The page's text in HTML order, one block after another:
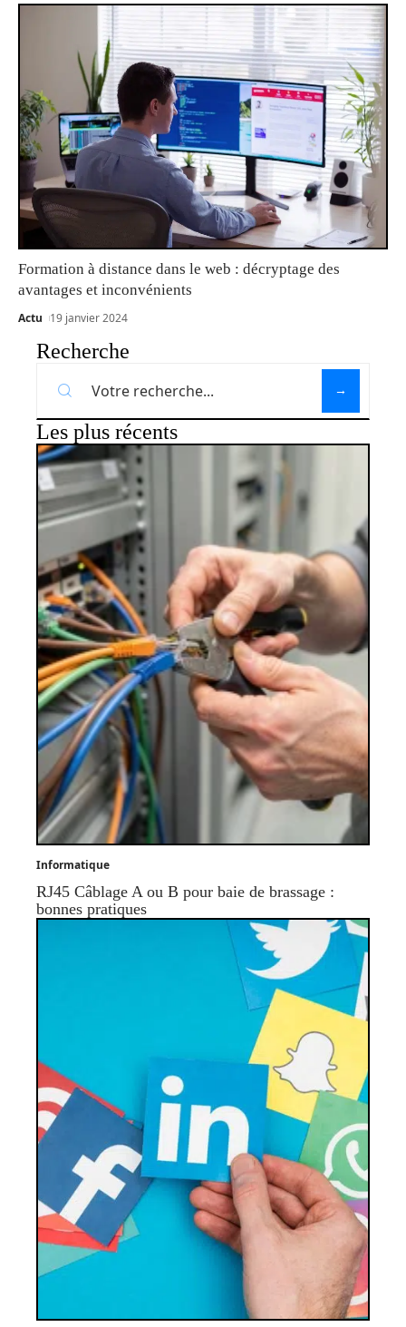
Formation à distance dans le web : décryptage des
avantages et inconvénients
Actu 19 janvier 2024
Recherche
Les plus récents
Informatique
RJ45 Câblage A ou B pour baie de brassage :
bonnes pratiques